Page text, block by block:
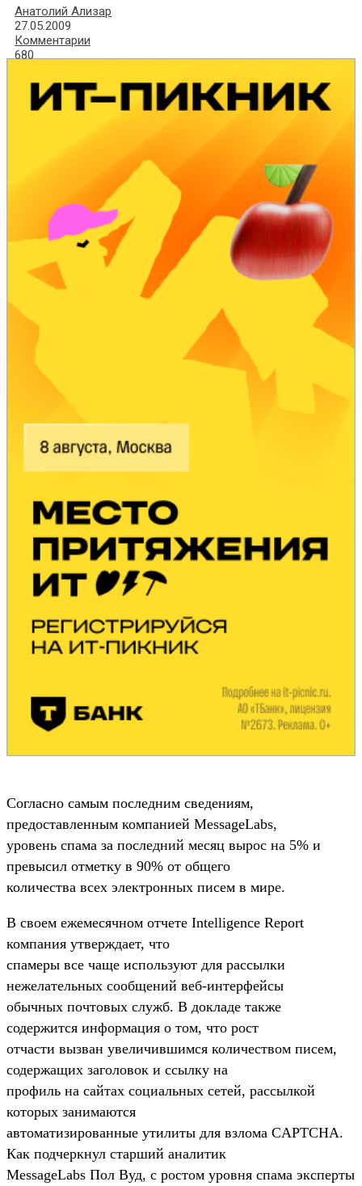
Анатолий Ализар
27.05.2009
Комментарии
680
Согласно самым последним сведениям,
предоставленным компанией MessageLabs,
уровень спама за последний месяц вырос на 5% и
превысил отметку в 90% от общего
количества всех электронных писем в мире.
В своем ежемесячном отчете Intelligence Report
компания утверждает, что
спамеры все чаще используют для рассылки
нежелательных сообщений веб-интерфейсы
обычных почтовых служб. В докладе также
содержится информация о том, что рост
отчасти вызван увеличившимся количеством писем,
содержащих заголовок и ссылку на
профиль на сайтах социальных сетей, рассылкой
которых занимаются
автоматизированные утилиты для взлома CAPTCHA.
Как подчеркнул старший аналитик
MessageLabs Пол Вуд, с ростом уровня спама эксперты